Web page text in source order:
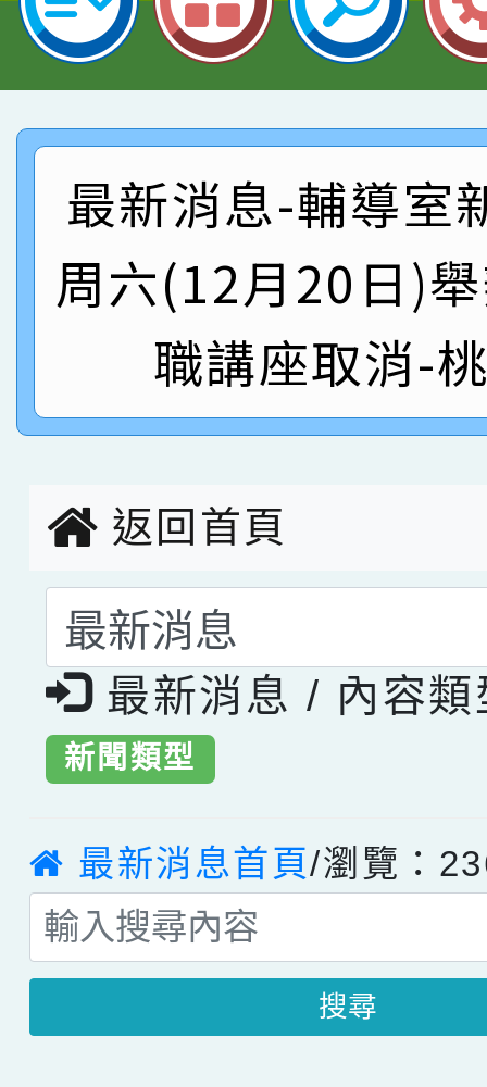
指導老師林老師
賽 劉文瑛教師榮獲教
臺灣台語-第二名
賀！本校參與2026世
市賽榮獲科學小創客佳
名
倩參加桃園市科展 國
名 指導老師王老師、
賀！本校四年二班張O
園市英語競賽國小朗讀
指導老師林老師
賀！本校參加桃園市中
賽 劉文瑛教師榮獲教
臺灣台語-第二名
賀！本校參與2026世
市賽榮獲科學小創客佳
最新消息-輔導室
周六(12月20日)
職講座取消-
返回首頁
選擇後頁面內容會更
最新消息 / 內容類
新聞類型
最新消息首頁/瀏覽：
搜尋